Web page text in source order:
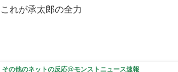
これが承太郎の全力
その他のネットの反応@モンストニュース速報